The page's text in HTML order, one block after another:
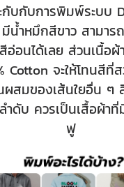
กับกับการพิมพ์ระบบ
น้ำหมึกสีขาว สามา
อ่อนได้เลย ส่วนเนื้อผ้
Cotton จะให้โทนสีที่
สมของเส้นใยอื่น ๆ
ำดับ ควรเป็นเสื้อผ้า
ฟู